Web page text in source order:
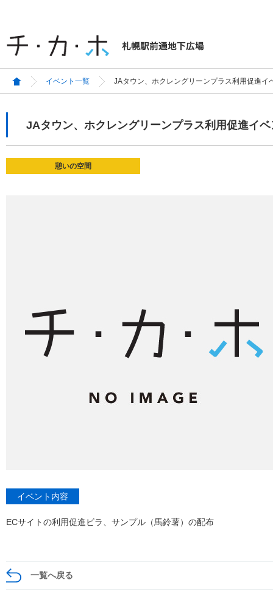
イベント一覧 JAタウン、ホクレングリーンプラス利用促進イ
JAタウン、ホクレングリーンプラス利用促進イベ
憩いの空間
イベント内容
ECサイトの利用促進ビラ、サンプル（馬鈴薯）の配布
一覧へ戻る